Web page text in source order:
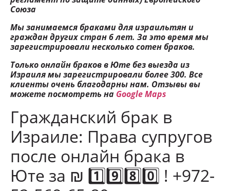
Союза
Мы занимаемся браками для израильтян и
граждан других стран 6 лет. За это время мы
зарегистрировали несколько сотен браков.
Только онлайн браков в Юте без выезда из
Израиля мы зарегистрировали более 300. Все
клиенты очень благодарны нам. Отзывы вы
можете посмотреть на Google Maps
Гражданский брак в
Израиле: Права супругов
после онлайн брака в
Юте за ₪ 1️⃣9️⃣8️⃣0️⃣ ! +972-